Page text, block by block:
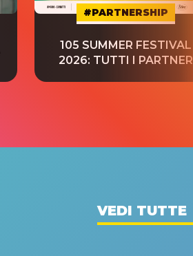
#PARTNERSHIP
105 SUMMER FESTIVAL
2026: TUTTI I PARTNER
VEDI TUTTE